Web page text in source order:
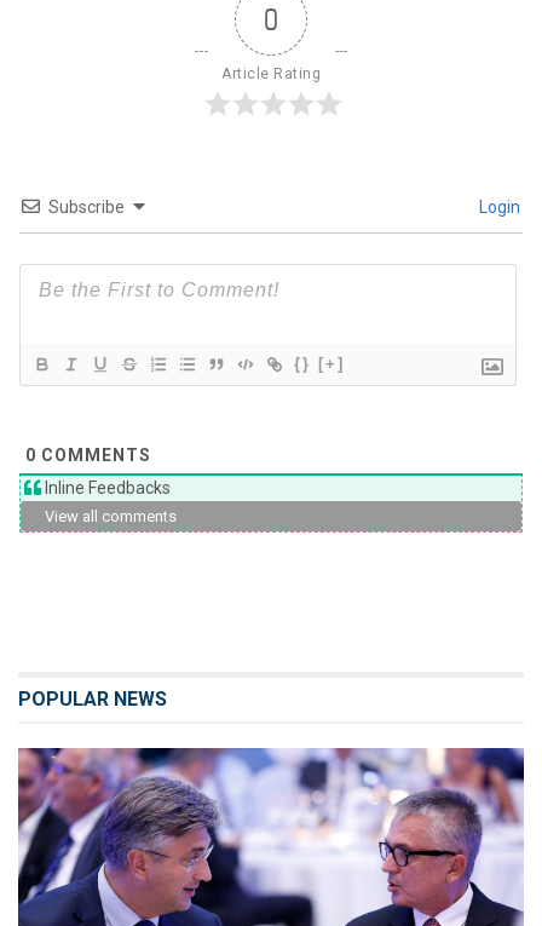
0
Article Rating
Subscribe Login
{} [+]
0 COMMENTS
Inline Feedbacks
View all comments
POPULAR NEWS